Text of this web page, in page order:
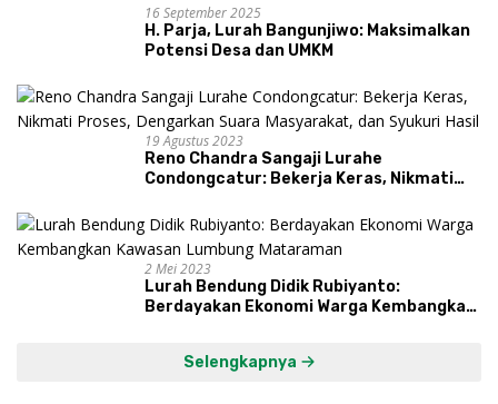
16 September 2025
H. Parja, Lurah Bangunjiwo: Maksimalkan
Potensi Desa dan UMKM
19 Agustus 2023
Reno Chandra Sangaji Lurahe
Condongcatur: Bekerja Keras, Nikmati
dan Syukuri Hasil
2 Mei 2023
Lurah Bendung Didik Rubiyanto:
Berdayakan Ekonomi Warga Kembangkan
Selengkapnya